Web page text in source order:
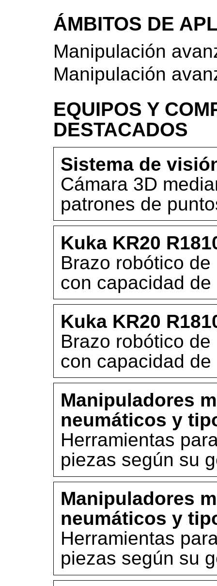
ÁMBITOS DE
Manipulación
Manipulación
EQUIPOS Y
DESTACADOS
Sistema de
Cámara 3D
patrones de
Kuka KR20
Brazo robótico
con capacidad
Kuka KR20
Brazo robótico
con capacidad
Manipuladores
neumáticos y
Herramientas
piezas según su
Manipuladores
neumáticos y
Herramientas
piezas según su